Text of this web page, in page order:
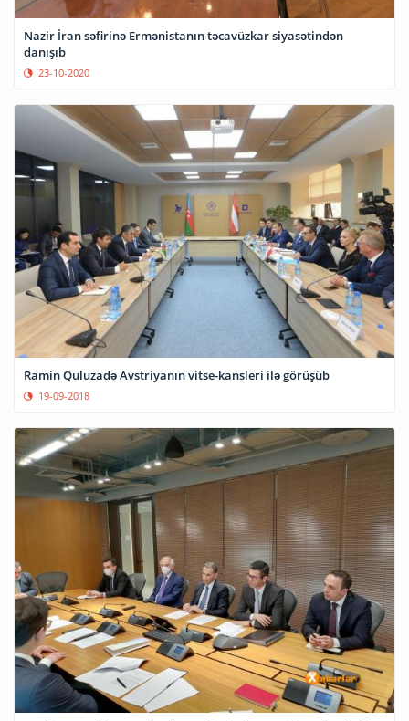
Nazir İran səfirinə Ermənistanın təcavüzkar siyasətindən
danışıb
23-10-2020
Ramin Quluzadə Avstriyanın vitse-kansleri ilə görüşüb
19-09-2018